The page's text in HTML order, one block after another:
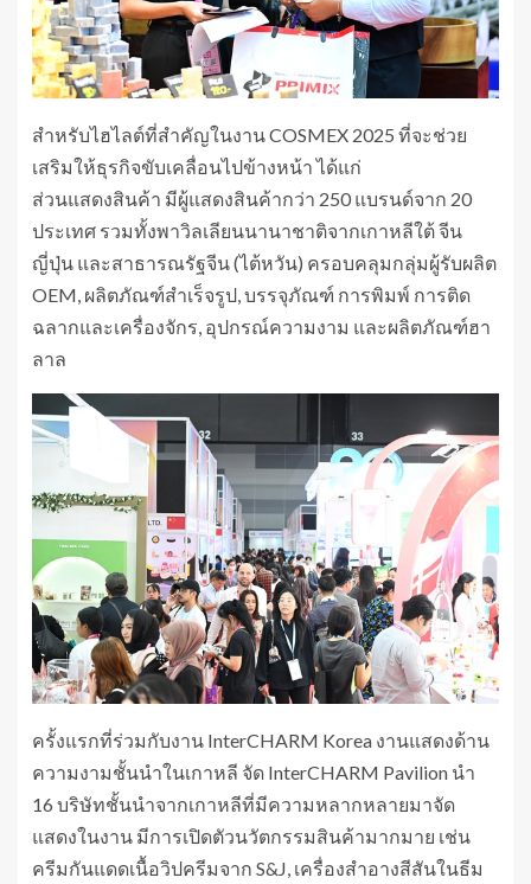
สำหรับไฮไลต์ที่สำคัญในงาน COSMEX 2025 ที่จะช่วย
เสริมให้ธุรกิจขับเคลื่อนไปข้างหน้า ได้แก่
ส่วนแสดงสินค้า มีผู้แสดงสินค้ากว่า 250 แบรนด์จาก 20
ประเทศ รวมทั้งพาวิลเลียนนานาชาติจากเกาหลีใต้ จีน
ญี่ปุ่น และสาธารณรัฐจีน (ไต้หวัน) ครอบคลุมกลุ่มผู้รับผลิต
OEM, ผลิตภัณฑ์สำเร็จรูป, บรรจุภัณฑ์ การพิมพ์ การติด
ฉลากและเครื่องจักร, อุปกรณ์ความงาม และผลิตภัณฑ์ฮา
ลาล
ครั้งแรกที่ร่วมกับงาน InterCHARM Korea งานแสดงด้าน
ความงามชั้นนำในเกาหลี จัด InterCHARM Pavilion นำ
16 บริษัทชั้นนำจากเกาหลีที่มีความหลากหลายมาจัด
แสดงในงาน มีการเปิดตัวนวัตกรรมสินค้ามากมาย เช่น
ครีมกันแดดเนื้อวิปครีมจาก S&J, เครื่องสำอางสีสันในธีม